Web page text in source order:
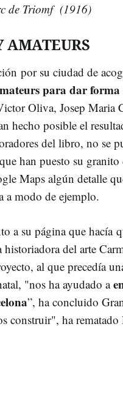
de Triomf (1916)
AMATEURS
por su ciudad de
para dar
Oliva, Josep Maria
hecho posible el
del libro, no se
han puesto su
Maps algún detalle
a modo de ejemplo.
a su página que hacía
del arte
al que precedía
"nos ha ayudado a
”, ha concluido
construir", ha rematado